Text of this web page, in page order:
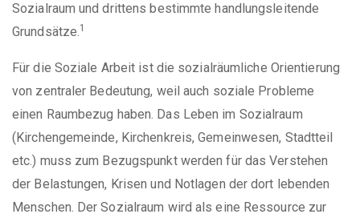
Sozialraum und drittens bestimmte handlungsleitende
Grundsätze.1
Für die Soziale Arbeit ist die sozialräumliche Orientierung
von zentraler Bedeutung, weil auch soziale Probleme
einen Raumbezug haben. Das Leben im Sozialraum
(Kirchengemeinde, Kirchenkreis, Gemeinwesen, Stadtteil
etc.) muss zum Bezugspunkt werden für das Verstehen
der Belastungen, Krisen und Notlagen der dort lebenden
Menschen. Der Sozialraum wird als eine Ressource zur